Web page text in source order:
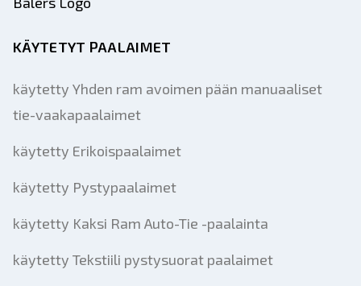
KÄYTETYT PAALAIMET
käytetty Yhden ram avoimen pään manuaaliset
tie-vaakapaalaimet
käytetty Erikoispaalaimet
käytetty Pystypaalaimet
käytetty Kaksi Ram Auto-Tie -paalainta
käytetty Tekstiili pystysuorat paalaimet